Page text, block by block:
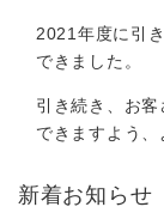
2021年度に引
できました。
引き続き、お
できますよう、
新着お知らせ